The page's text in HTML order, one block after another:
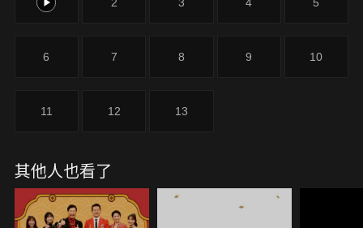
6 7 8 9 10
11 12 13
其他人也看了